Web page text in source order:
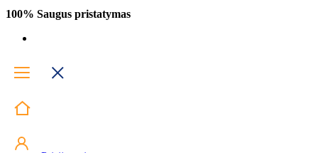
100% Saugus pristatymas